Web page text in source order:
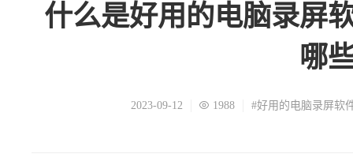
什么是好用的电脑录屏
哪
2023-09-12 1988 #好用的电脑录屏软